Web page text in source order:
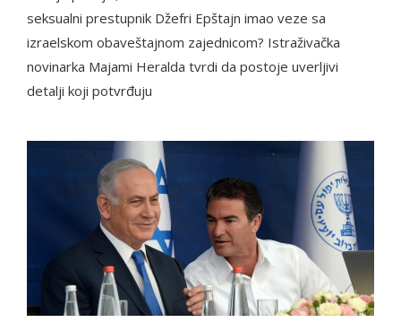
seksualni prestupnik Džefri Epštajn imao veze sa
izraelskom obaveštajnom zajednicom? Istraživačka
novinarka Majami Heralda tvrdi da postoje uverljivi
detalji koji potvrđuju